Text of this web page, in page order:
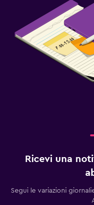
Ricevi una
Segui le variazioni